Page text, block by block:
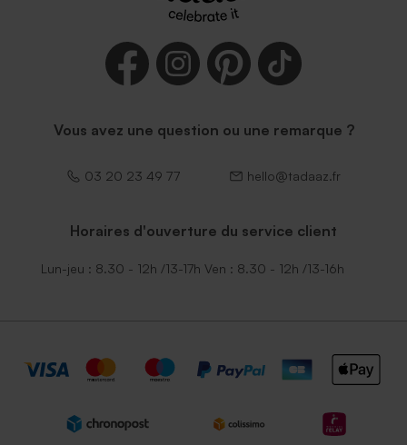
Vous avez une question ou une remarque ?
03 20 23 49 77 hello@tadaaz.fr
Horaires d'ouverture du service client
Lun-jeu : 8.30 - 12h /13-17h Ven : 8.30 - 12h /13-16h